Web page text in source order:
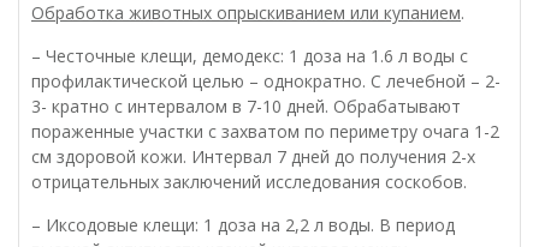
Обработка животных опрыскиванием или купанием.
– Честочные клещи, демодекс: 1 доза на 1.6 л воды с
профилактической целью – однократно. С лечебной – 2-
3- кратно с интервалом в 7-10 дней. Обрабатывают
пораженные участки с захватом по периметру очага 1-2
см здоровой кожи. Интервал 7 дней до получения 2-х
отрицательных заключений исследования соскобов.
– Иксодовые клещи: 1 доза на 2,2 л воды. В период